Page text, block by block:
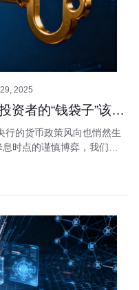
2025
流动性拐点若隐若现：普通投资者的“钱袋子”该如何布局？
行的货币政策风向也悄然生
时点的谨慎博弈，我们似
调整资产配置的航向？